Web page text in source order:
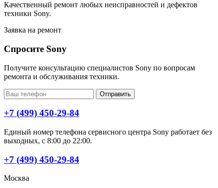
Качественный ремонт любых неисправностей и дефектов
техники Sony.
Заявка на ремонт
Спросите Sony
Получите консультацию специалистов Sony по вопросам
ремонта и обслуживания техники.
Отправить
+7 (499) 450-29-84
Единый номер телефона сервисного центра Sony работает без
выходных, с 8:00 до 22:00.
+7 (499) 450-29-84
Москва